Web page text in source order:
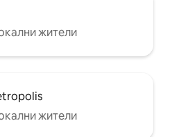
жители
жители